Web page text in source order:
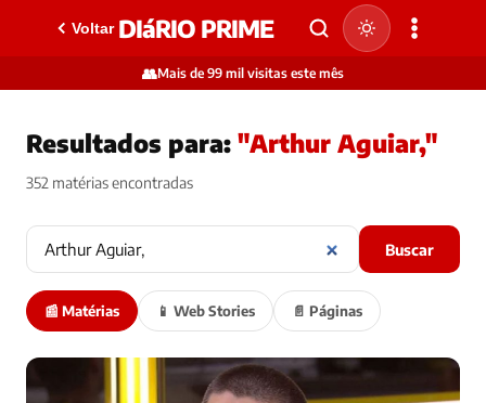
Voltar DIáRIO PRIME
👥Mais de 99 mil visitas este mês
Resultados para: "Arthur Aguiar,"
352 matérias encontradas
Buscar
📰 Matérias 📱 Web Stories 📄 Páginas